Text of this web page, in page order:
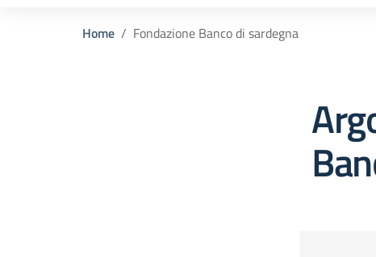
Home Fondazione Banco di sardegna